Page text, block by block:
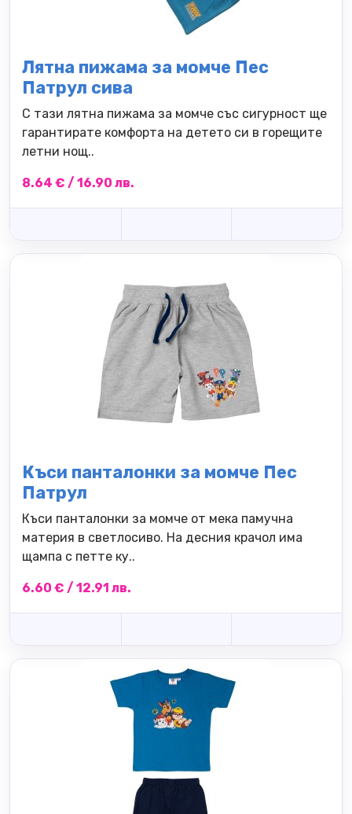
Лятна пижама за момче Пес
Патрул сива
С тази лятна пижама за момче със сигурност ще
гарантирате комфорта на детето си в горещите
летни нощ..
8.64 € / 16.90 лв.
Къси панталонки за момче Пес
Патрул
Къси панталонки за момче от мека памучна
материя в светлосиво. На десния крачол има
щампа с петте ку..
6.60 € / 12.91 лв.